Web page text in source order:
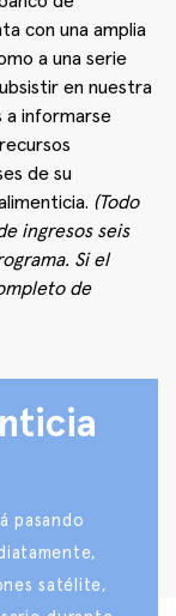
con una amplia
a una serie
en nuestra
a informarse
de su
(Todo
ingresos seis
Si el
de
pasando
satélite,